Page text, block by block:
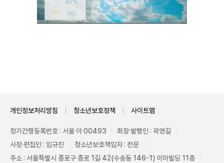
개인정보처리방침 청소년보호정책 사이트맵
정기간행등록번호 : 서울 아 00493
회장·발행인 : 곽영길
사장·편집인 : 임규진
청소년보호책임자 : 전운
주소 : 서울특별시 종로구 종로 1길 42(수송동 146-1) 이마빌딩 11층